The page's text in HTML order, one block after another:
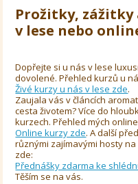
Prožitky, zážitky
v lese nebo
Dopřejte si u nás v lese
dovolené. Přehled kurzů u
Živé kurzy u nás v lese zde.
Zaujala vás v článcích
cesta životem? Více do
kurzech. Přehled mých
Online kurzy zde. A další
různými zajímavými hosty
zde:
Přednášky zdarma ke
Těším se na vás.